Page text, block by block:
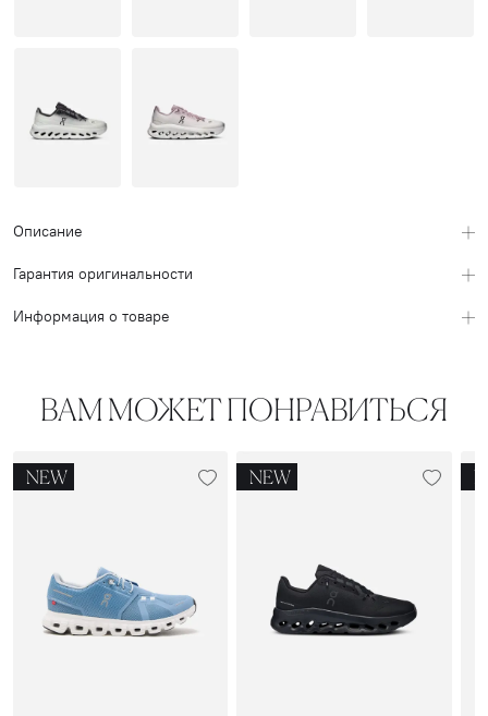
Описание
Гарантия оригинальности
Информация о товаре
ВАМ МОЖЕТ ПОНРАВИТЬСЯ
NEW NEW